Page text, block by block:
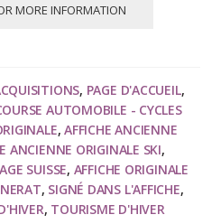
MORE INFORMATION
, PAGE D'ACCUEIL,
AUTOMOBILE - CYCLES
,AFFICHE ANCIENNE
ANCIENNE ORIGINALE SKI,
SUISSE, AFFICHE ORIGINALE
, SIGNÉ DANS L'AFFICHE,
, TOURISME D'HIVER